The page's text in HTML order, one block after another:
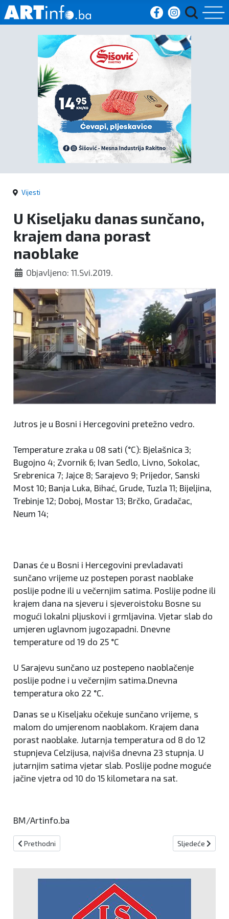
Početna
Vijesti
Sport
Kultura
Crna
kronika
Politika
Zanimljivosti
Vijesti
U Kiseljaku danas sunčano,
krajem dana porast
naoblake
Objavljeno: 11.Svi.2019.
Jutros je u Bosni i Hercegovini pretežno vedro.
Temperature zraka u 08 sati (°C): Bjelašnica 3;
Bugojno 4; Zvornik 6; Ivan Sedlo, Livno, Sokolac,
Srebrenica 7; Jajce 8; Sarajevo 9; Prijedor, Sanski
Most 10; Banja Luka, Bihać, Grude, Tuzla 11; Bijeljina,
Trebinje 12; Doboj, Mostar 13; Brčko, Gradačac,
Neum 14;
Danas će u Bosni i Hercegovini prevladavati
sunčano vrijeme uz postepen porast naoblake
poslije podne ili u večernjim satima. Poslije podne ili
krajem dana na sjeveru i sjeveroistoku Bosne su
mogući lokalni pljuskovi i grmljavina. Vjetar slab do
umjeren uglavnom jugozapadni. Dnevne
temperature od 19 do 25 °C
U Sarajevu sunčano uz postepeno naoblačenje
poslije podne i u večernjim satima.Dnevna
temperatura oko 22 °C.
Danas se u Kiseljaku očekuje sunčano vrijeme, s
malom do umjerenom naoblakom. Krajem dana
porast naoblake. Jutarnja temperatura od 8 do 12
stupnjeva Celzijusa, najviša dnevna 23 stupnja. U
jutarnjim satima vjetar slab. Poslije podne moguće
jačine vjetra od 10 do 15 kilometara na sat.
BM/Artinfo.ba
Prethodni članak: Fojničani obavili poribljavanje domaćim
Prethodni Sljedeći
Sljedeće